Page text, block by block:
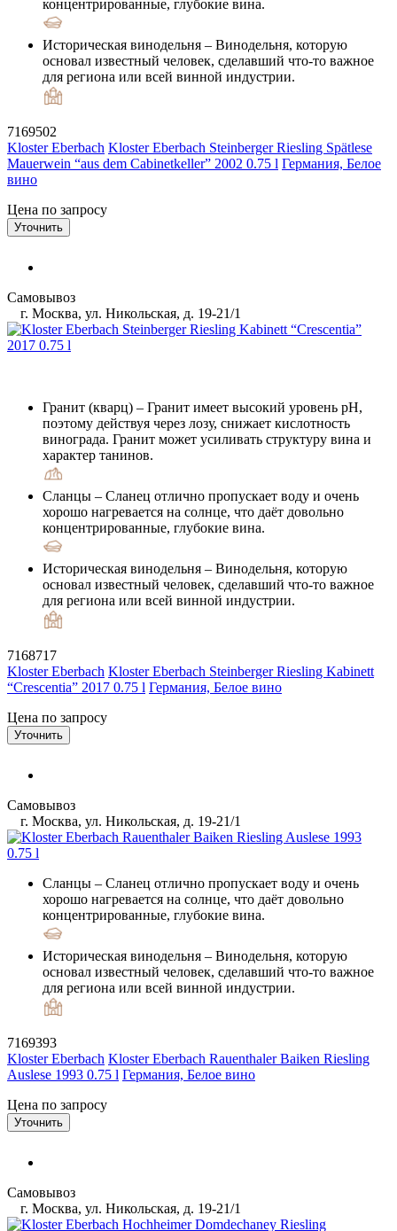
концентрированные, глубокие вина.
Историческая винодельня – Винодельня, которую
основал известный человек, сделавший что-то важное
для региона или всей винной индустрии.
7169502
Kloster Eberbach Kloster Eberbach Steinberger Riesling Spätlese
Mauerwein “aus dem Cabinetkeller” 2002 0.75 l Германия, Белое
вино
Цена по запросу
Уточнить
Самовывоз
г. Москва, ул. Никольская, д. 19-21/1
Гранит (кварц) – Гранит имеет высокий уровень pH,
поэтому действуя через лозу, снижает кислотность
винограда. Гранит может усиливать структуру вина и
характер танинов.
Сланцы – Сланец отлично пропускает воду и очень
хорошо нагревается на солнце, что даёт довольно
концентрированные, глубокие вина.
Историческая винодельня – Винодельня, которую
основал известный человек, сделавший что-то важное
для региона или всей винной индустрии.
7168717
Kloster Eberbach Kloster Eberbach Steinberger Riesling Kabinett
“Crescentia” 2017 0.75 l Германия, Белое вино
Цена по запросу
Уточнить
Самовывоз
г. Москва, ул. Никольская, д. 19-21/1
Сланцы – Сланец отлично пропускает воду и очень
хорошо нагревается на солнце, что даёт довольно
концентрированные, глубокие вина.
Историческая винодельня – Винодельня, которую
основал известный человек, сделавший что-то важное
для региона или всей винной индустрии.
7169393
Kloster Eberbach Kloster Eberbach Rauenthaler Baiken Riesling
Auslese 1993 0.75 l Германия, Белое вино
Цена по запросу
Уточнить
Самовывоз
г. Москва, ул. Никольская, д. 19-21/1